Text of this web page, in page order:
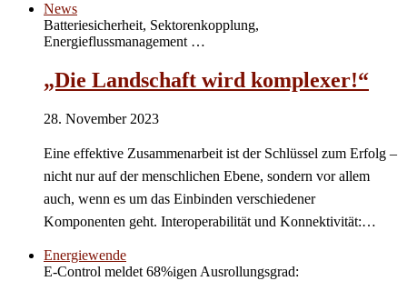
News
Batteriesicherheit, Sektorenkopplung,
Energieflussmanagement …
„Die Landschaft wird komplexer!“
28. November 2023
Eine effektive Zusammenarbeit ist der Schlüssel zum Erfolg –
nicht nur auf der menschlichen Ebene, sondern vor allem
auch, wenn es um das Einbinden verschiedener
Komponenten geht. Interoperabilität und Konnektivität:…
Energiewende
E-Control meldet 68%igen Ausrollungsgrad: